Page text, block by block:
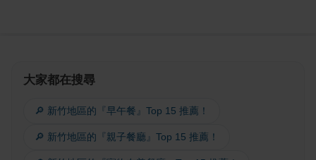
大家都在搜尋
🔎 新竹地區的『早午餐』Top 15 推薦！
🔎 新竹地區的『親子餐廳』Top 15 推薦！